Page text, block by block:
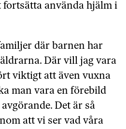
fortsätta använda hjälm i
där barnen har
Där vill jag vara
viktigt att även vuxna
man vara en förebild
Det är så
att vi ser vad våra